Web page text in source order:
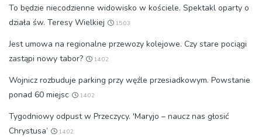
To będzie niecodzienne widowisko w kościele. Spektakl oparty o
działa św. Teresy Wielkiej
15:03
Jest umowa na regionalne przewozy kolejowe. Czy stare pociągi
zastąpi nowy tabor?
14:02
Wojnicz rozbuduje parking przy węźle przesiadkowym. Powstanie
ponad 60 miejsc
14:02
Tygodniowy odpust w Przeczycy. 'Maryjo – naucz nas głosić
Chrystusa’
14:02